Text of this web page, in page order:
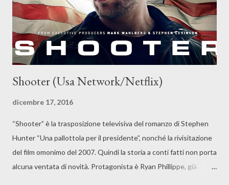
Shooter (Usa Network/Netflix)
dicembre 17, 2016
“Shooter” è la trasposizione televisiva del romanzo di Stephen
Hunter “Una pallottola per il presidente”, nonché la rivisitazione
del film omonimo del 2007. Quindi la storia a conti fatti non porta
alcuna ventata di novità. Protagonista è Ryan Phillippe, già